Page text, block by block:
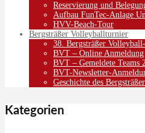
Reservierung und
Aufbau FunTec-Anlage
HVV-Beach-Tour
Bergsträßer Volleyballturnier
38. Bergsträßer
BVT – Online Anmeldung
BVT – Gemeldete Teams
BVT-Newsletter-
Geschichte des
Kategorien